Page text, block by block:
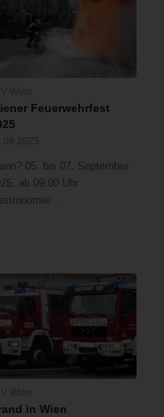
Feuerwehrfest
05. bis 07. September
ab 09:00 Uhr
in Wien